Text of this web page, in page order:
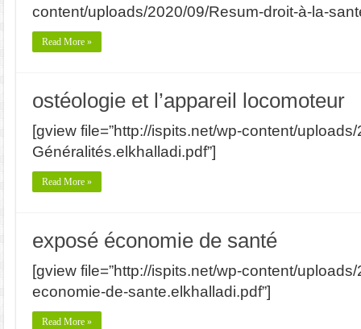
content/uploads/2020/09/Resum-droit-à-la-
Read More »
ostéologie et l’appareil locomoteur
[gview file=”http://ispits.net/wp-content/
Généralités.elkhalladi.pdf”]
Read More »
exposé économie de santé
[gview file=”http://ispits.net/wp-content/
economie-de-sante.elkhalladi.pdf”]
Read More »